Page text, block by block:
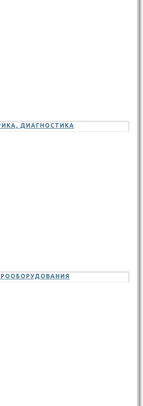
ДИАГНОСТИКА